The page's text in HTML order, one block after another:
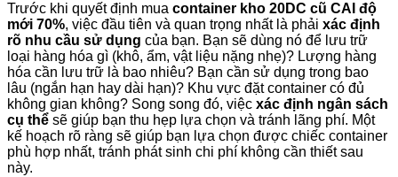
Trước khi quyết định mua container kho 20DC cũ CAI độ
mới 70%, việc đầu tiên và quan trọng nhất là phải xác định
rõ nhu cầu sử dụng của bạn. Bạn sẽ dùng nó để lưu trữ
loại hàng hóa gì (khô, ẩm, vật liệu nặng nhẹ)? Lượng hàng
hóa cần lưu trữ là bao nhiêu? Bạn cần sử dụng trong bao
lâu (ngắn hạn hay dài hạn)? Khu vực đặt container có đủ
không gian không? Song song đó, việc xác định ngân sách
cụ thể sẽ giúp bạn thu hẹp lựa chọn và tránh lãng phí. Một
kế hoạch rõ ràng sẽ giúp bạn lựa chọn được chiếc container
phù hợp nhất, tránh phát sinh chi phí không cần thiết sau
này.